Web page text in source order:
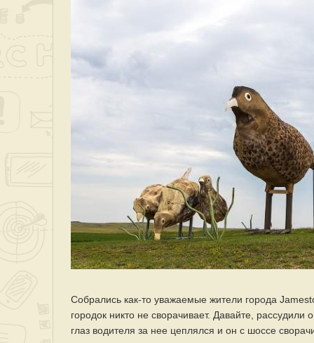
Собрались как-то уважаемые жители города
городок никто не сворачивает. Давайте,
глаз водителя за нее цеплялся и он с шоссе